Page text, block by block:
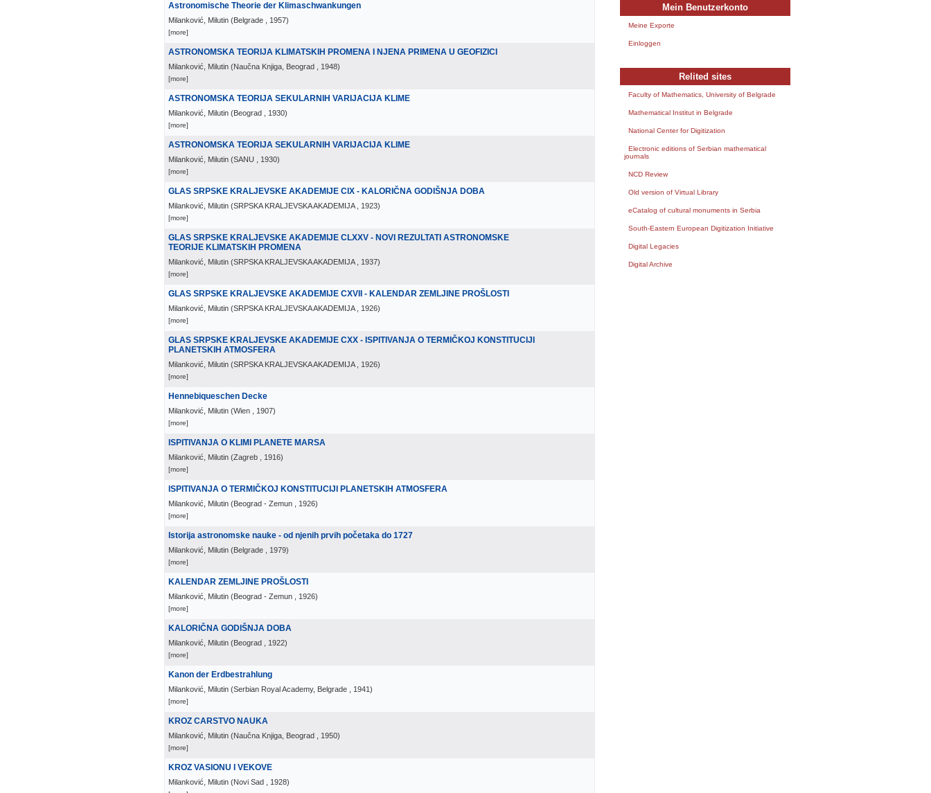
Astronomische Theorie der Klimaschwankungen
Milanković, Milutin (Belgrade , 1957)
[more]
ASTRONOMSKA TEORIJA KLIMATSKIH PROMENA I NJENA PRIMENA U GEOFIZICI
Milanković, Milutin (Naučna Knjiga, Beograd , 1948)
[more]
ASTRONOMSKA TEORIJA SEKULARNIH VARIJACIJA KLIME
Milanković, Milutin (Beograd , 1930)
[more]
ASTRONOMSKA TEORIJA SEKULARNIH VARIJACIJA KLIME
Milanković, Milutin (SANU , 1930)
[more]
GLAS SRPSKE KRALJEVSKE AKADEMIJE CIX - KALORIČNA GODIŠNJA DOBA
Milanković, Milutin (SRPSKA KRALJEVSKA AKADEMIJA , 1923)
[more]
GLAS SRPSKE KRALJEVSKE AKADEMIJE CLXXV - NOVI REZULTATI ASTRONOMSKE
TEORIJE KLIMATSKIH PROMENA
Milanković, Milutin (SRPSKA KRALJEVSKA AKADEMIJA , 1937)
[more]
GLAS SRPSKE KRALJEVSKE AKADEMIJE CXVII - KALENDAR ZEMLJINE PROŠLOSTI
Milanković, Milutin (SRPSKA KRALJEVSKA AKADEMIJA , 1926)
[more]
GLAS SRPSKE KRALJEVSKE AKADEMIJE CXX - ISPITIVANJA O TERMIČKOJ KONSTITUCIJI
PLANETSKIH ATMOSFERA
Milanković, Milutin (SRPSKA KRALJEVSKA AKADEMIJA , 1926)
[more]
Hennebiqueschen Decke
Milanković, Milutin (Wien , 1907)
[more]
ISPITIVANJA O KLIMI PLANETE MARSA
Milanković, Milutin (Zagreb , 1916)
[more]
ISPITIVANJA O TERMIČKOJ KONSTITUCIJI PLANETSKIH ATMOSFERA
Milanković, Milutin (Beograd - Zemun , 1926)
[more]
Istorija astronomske nauke - od njenih prvih početaka do 1727
Milanković, Milutin (Belgrade , 1979)
[more]
KALENDAR ZEMLJINE PROŠLOSTI
Milanković, Milutin (Beograd - Zemun , 1926)
[more]
KALORIČNA GODIŠNJA DOBA
Milanković, Milutin (Beograd , 1922)
[more]
Kanon der Erdbestrahlung
Milanković, Milutin (Serbian Royal Academy, Belgrade , 1941)
[more]
KROZ CARSTVO NAUKA
Milanković, Milutin (Naučna Knjiga, Beograd , 1950)
[more]
KROZ VASIONU I VEKOVE
Milanković, Milutin (Novi Sad , 1928)
Mein Benutzerkonto
Meine Exporte
Einloggen
Relited sites
Faculty of Mathematics, University of Belgrade
Mathematical Institut in Belgrade
National Center for Digitization
Electronic editions of Serbian mathematical
journals
NCD Review
Old version of Virtual Library
eCatalog of cultural monuments in Serbia
South-Eastern European Digitization Initiative
Digital Legacies
Digital Archive